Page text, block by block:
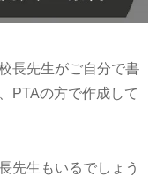
長先生がご自分で書
PTAの方で作成して
先生もいるでしょう